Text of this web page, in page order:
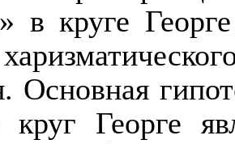
в круге
Основная
Георге